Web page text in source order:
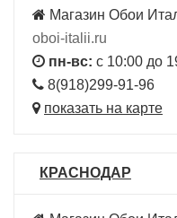
Магазин Обои
oboi-italii.ru
пн-вс: с 10:00 до
8(918)299-91-96
показать на карте
КРАСНОДАР